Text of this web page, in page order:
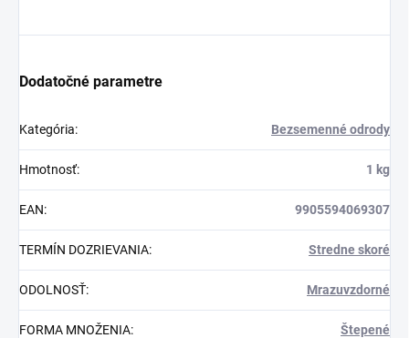
Dodatočné parametre
Kategória: Bezsemenné odrody
Hmotnosť: 1 kg
EAN: 9905594069307
TERMÍN DOZRIEVANIA: Stredne skoré
ODOLNOSŤ: Mrazuvzdorné
FORMA MNOŽENIA: Štepené